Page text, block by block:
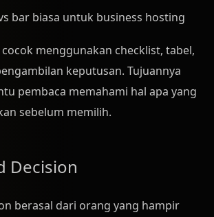
bar biasa untuk business hosting
menggunakan checklist, tabel,
keputusan. Tujuannya
pembaca memahami hal apa yang
sebelum memilih.
Decision
berasal dari orang yang hampir